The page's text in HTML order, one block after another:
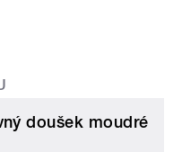
doušek moudré